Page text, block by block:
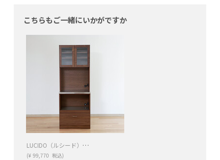
こちらもご一緒にいかがですか
LUCIDO（ルシード）70レンジボード
(¥ 99,770 税込)